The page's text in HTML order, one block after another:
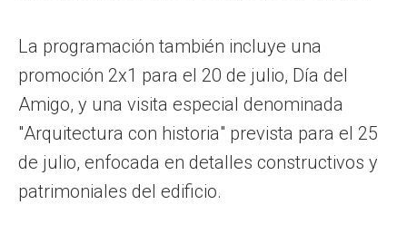
La programación también incluye una
promoción 2x1 para el 20 de julio, Día del
Amigo, y una visita especial denominada
"Arquitectura con historia" prevista para el 25
de julio, enfocada en detalles constructivos y
patrimoniales del edificio.